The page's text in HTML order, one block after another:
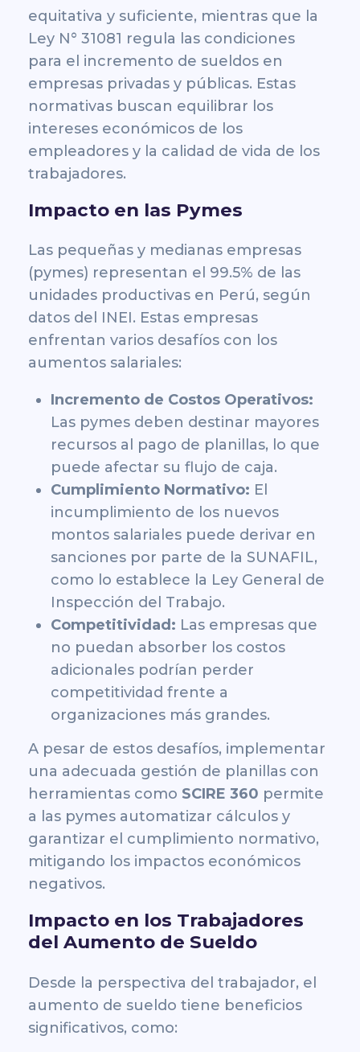
equitativa y suficiente, mientras que la
Ley N° 31081 regula las condiciones
para el incremento de sueldos en
empresas privadas y públicas. Estas
normativas buscan equilibrar los
intereses económicos de los
empleadores y la calidad de vida de los
trabajadores.
Impacto en las Pymes
Las pequeñas y medianas empresas
(pymes) representan el 99.5% de las
unidades productivas en Perú, según
datos del INEI. Estas empresas
enfrentan varios desafíos con los
aumentos salariales:
Incremento de Costos Operativos:
Las pymes deben destinar mayores
recursos al pago de planillas, lo que
puede afectar su flujo de caja.
Cumplimiento Normativo: El
incumplimiento de los nuevos
montos salariales puede derivar en
sanciones por parte de la SUNAFIL,
como lo establece la Ley General de
Inspección del Trabajo.
Competitividad: Las empresas que
no puedan absorber los costos
adicionales podrían perder
competitividad frente a
organizaciones más grandes.
A pesar de estos desafíos, implementar
una adecuada gestión de planillas con
herramientas como SCIRE 360 permite
a las pymes automatizar cálculos y
garantizar el cumplimiento normativo,
mitigando los impactos económicos
negativos.
Impacto en los Trabajadores
del Aumento de Sueldo
Desde la perspectiva del trabajador, el
aumento de sueldo tiene beneficios
significativos, como: